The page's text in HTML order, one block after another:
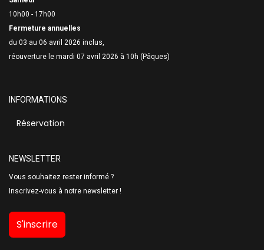
10h00 - 17h00
Fermeture annuelles
du 03 au 06 avril 2026 inclus,
réouverture le mardi 07 avril 2026 à 10h (Pâques)
INFORMATIONS
Réservation
NEWSLETTER
Vous souhaitez rester informé ?
Inscrivez-vous à notre newsletter !
S'inscrire